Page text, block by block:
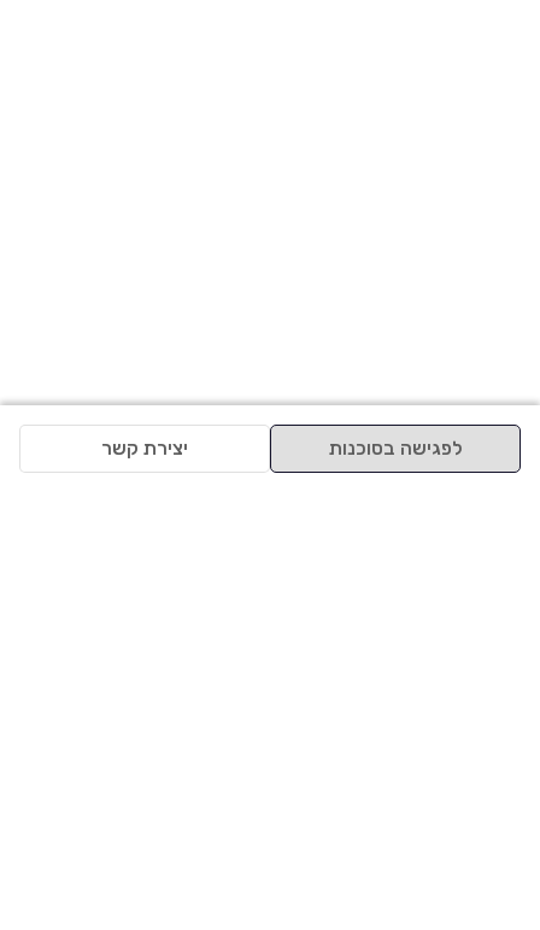
לפגישה בסוכנות יצירת קשר